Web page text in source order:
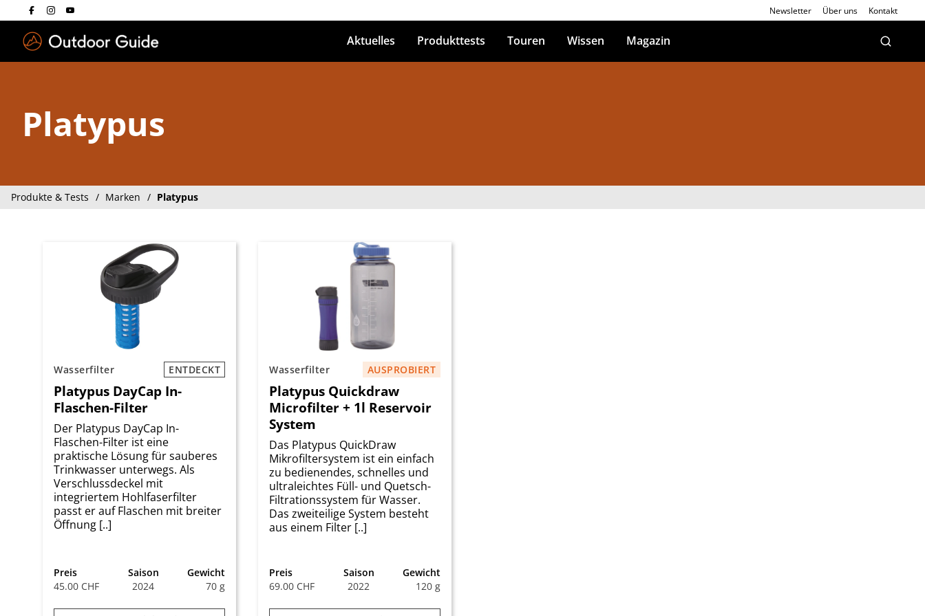
Newsletter Über uns Kontakt
Aktuelles Produkttests Touren Wissen Magazin
Platypus
Produkte & Tests Marken Platypus
Wasserfilter ENTDECKT
Platypus DayCap In-
Flaschen-Filter
Der Platypus DayCap In-
Flaschen-Filter ist eine
praktische Lösung für sauberes
Trinkwasser unterwegs. Als
Verschlussdeckel mit
integriertem Hohlfaserfilter
passt er auf Flaschen mit breiter
Öffnung [..]
Preis
45.00 CHF
Saison
2024
Gewicht
70 g
Wasserfilter AUSPROBIERT
Platypus Quickdraw
Microfilter + 1l Reservoir
System
Das Platypus QuickDraw
Mikrofiltersystem ist ein einfach
zu bedienendes, schnelles und
ultraleichtes Füll- und Quetsch-
Filtrationssystem für Wasser.
Das zweiteilige System besteht
aus einem Filter [..]
Preis
69.00 CHF
Saison
2022
Gewicht
120 g